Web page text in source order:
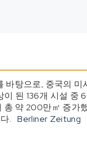
바탕으로, 중국의 미
된 136개 시설 중
약 200만㎡ 증가
.
Berliner Zeitung